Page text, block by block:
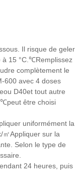
Il risque de geler
à 15 °C.℃Remplissez
complètement le
600 avec 4 doses
ou D40et tout autre
℃peut être choisi
uniformément la
㎡Appliquer sur la
Selon le type de
24 heures, puis